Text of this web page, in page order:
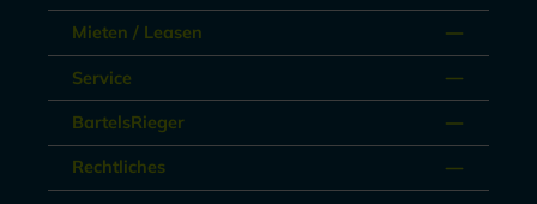
Mieten / Leasen
Service
BartelsRieger
Rechtliches